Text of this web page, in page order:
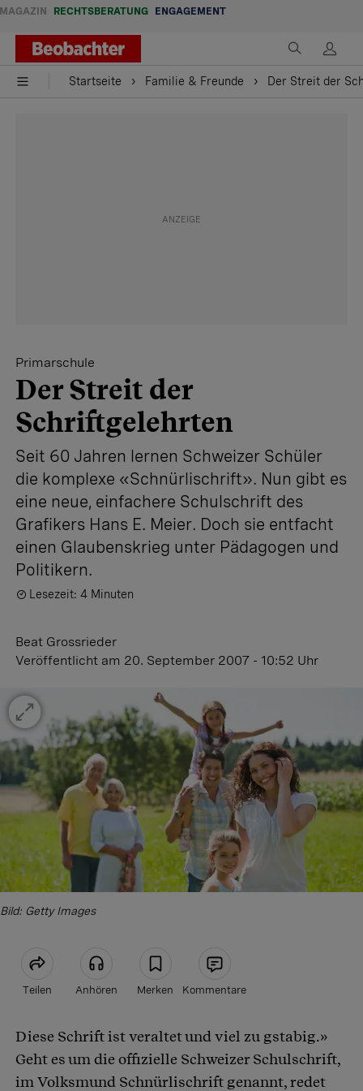
MAGAZIN RECHTSBERATUNG ENGAGEMENT
Startseite Familie & Freunde Der Streit der
Primarschule
Der Streit der
Schriftgelehrten
Seit 60 Jahren lernen Schweizer Schüler
die komplexe «Schnürlischrift». Nun gibt es
eine neue, einfachere Schulschrift des
Grafikers Hans E. Meier. Doch sie entfacht
einen Glaubenskrieg unter Pädagogen und
Politikern.
Lesezeit: 4 Minuten
Beat Grossrieder
Veröffentlicht am 20. September 2007 - 10:52 Uhr
Bild: Getty Images
Teilen Anhören Merken Kommentare
Artikel teilen
Diese Schrift ist veraltet und viel zu gstabig.»
Geht es um die offizielle Schweizer Schulschrift,
im Volksmund Schnürlischrift genannt, redet